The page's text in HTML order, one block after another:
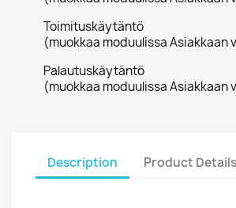
Toimituskäytäntö
(muokkaa moduulissa Asiakkaan
Palautuskäytäntö
(muokkaa moduulissa Asiakkaan
Description Product Details